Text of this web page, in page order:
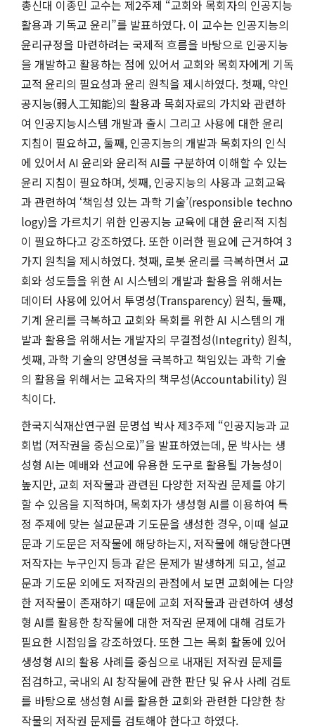
총신대 이종민 교수는 제2주제 “교회와 목회자의 인공지능
활용과 기독교 윤리”를 발표하였다. 이 교수는 인공지능의
윤리규정을 마련하려는 국제적 흐름을 바탕으로 인공지능
을 개발하고 활용하는 점에 있어서 교회와 목회자에게 기독
교적 윤리의 필요성과 윤리 원칙을 제시하였다. 첫째, 약인
공지능(弱人工知能)의 활용과 목회자료의 가치와 관련하
여 인공지능시스템 개발과 출시 그리고 사용에 대한 윤리
지침이 필요하고, 둘째, 인공지능의 개발과 목회자의 인식
에 있어서 AI 윤리와 윤리적 AI를 구분하여 이해할 수 있는
윤리 지침이 필요하며, 셋째, 인공지능의 사용과 교회교육
과 관련하여 ‘책임성 있는 과학 기술’(responsible techno
logy)을 가르치기 위한 인공지능 교육에 대한 윤리적 지침
이 필요하다고 강조하였다. 또한 이러한 필요에 근거하여 3
가지 원칙을 제시하였다. 첫째, 로봇 윤리를 극복하면서 교
회와 성도들을 위한 AI 시스템의 개발과 활용을 위해서는
데이터 사용에 있어서 투명성(Transparency) 원칙, 둘째,
기계 윤리를 극복하고 교회와 목회를 위한 AI 시스템의 개
발과 활용을 위해서는 개발자의 무결점성(Integrity) 원칙,
셋째, 과학 기술의 양면성을 극복하고 책임있는 과학 기술
의 활용을 위해서는 교육자의 책무성(Accountability) 원
칙이다.
한국지식재산연구원 문명섭 박사 제3주제 “인공지능과 교
회법 (저작권을 중심으로)”을 발표하였는데, 문 박사는 생
성형 AI는 예배와 선교에 유용한 도구로 활용될 가능성이
높지만, 교회 저작물과 관련된 다양한 저작권 문제를 야기
할 수 있음을 지적하며, 목회자가 생성형 AI를 이용하여 특
정 주제에 맞는 설교문과 기도문을 생성한 경우, 이때 설교
문과 기도문은 저작물에 해당하는지, 저작물에 해당한다면
저작자는 누구인지 등과 같은 문제가 발생하게 되고, 설교
문과 기도문 외에도 저작권의 관점에서 보면 교회에는 다양
한 저작물이 존재하기 때문에 교회 저작물과 관련하여 생성
형 AI를 활용한 창작물에 대한 저작권 문제에 대해 검토가
필요한 시점임을 강조하였다. 또한 그는 목회 활동에 있어
생성형 AI의 활용 사례를 중심으로 내재된 저작권 문제를
점검하고, 국내외 AI 창작물에 관한 판단 및 유사 사례 검토
를 바탕으로 생성형 AI를 활용한 교회와 관련한 다양한 창
작물의 저작권 문제를 검토해야 한다고 하였다.